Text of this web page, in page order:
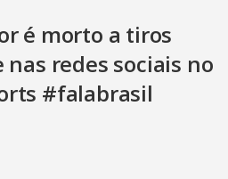
é morto a tiros
redes sociais no
#falabrasil